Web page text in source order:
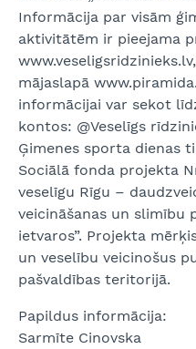
Informācija par visām
aktivitātēm ir pieejama
mājaslapā
informācijai var sekot
kontos: @Veselīgs
Ģimenes sporta dienas
Sociālā fonda projekta
veselīgu Rīgu –
veicināšanas un slimību
ietvaros”. Projekta
un veselību veicinošus
pašvaldības teritorijā.
Papildus informācija:
Sarmīte Cinovska